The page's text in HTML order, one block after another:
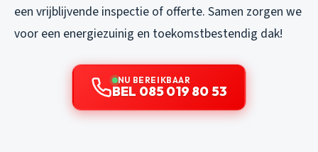
een vrijblijvende inspectie of offerte. Samen zorgen we
voor een energiezuinig en toekomstbestendig dak!
NU BEREIKBAAR
BEL 085 019 80 53